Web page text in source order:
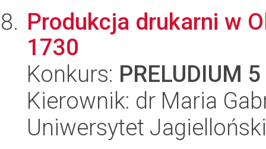
Produkcja drukarni w
1730
Konkurs: PRELUDIUM 5
Kierownik: dr Maria
Uniwersytet